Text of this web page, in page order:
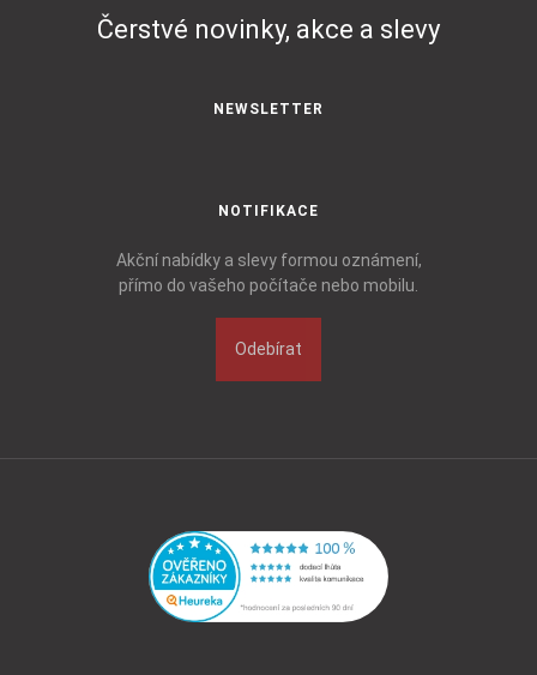
Čerstvé novinky, akce a slevy
NEWSLETTER
NOTIFIKACE
Akční nabídky a slevy formou oznámení,
přímo do vašeho počítače nebo mobilu.
Odebírat